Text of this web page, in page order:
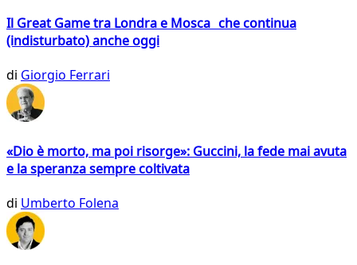
Il Great Game tra Londra e Mosca che continua
(indisturbato) anche oggi
di Giorgio Ferrari
«Dio è morto, ma poi risorge»: Guccini, la fede mai avuta
e la speranza sempre coltivata
di Umberto Folena